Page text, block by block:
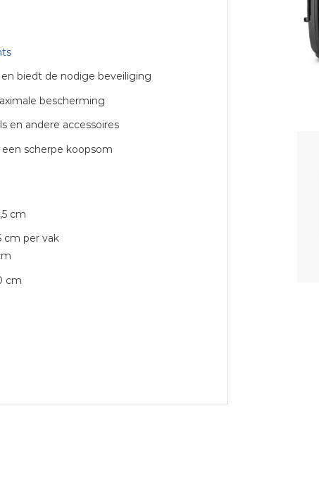
biedt de nodige beveiliging
bescherming
en andere accessoires
scherpe koopsom
cm
cm per vak